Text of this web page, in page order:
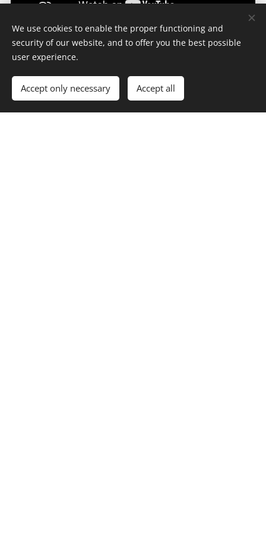
Ochranné PPF
fólie
We use cookies to enable the proper functioning and
security of our website, and to offer you the best possible
user experience.
Accept only necessary Accept all